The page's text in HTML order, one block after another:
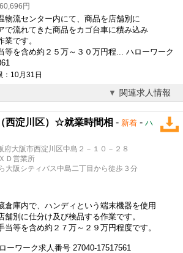
円
物流センター内にて、商品を店舗別に
流れてきた商品をカゴ台車に積み込み
です。
等を含め約２５万～３０万円程... ハローワーク
：10月31日
関連求人情報
西淀川区）☆就業時間相 - 新着 - ハ
大阪市西淀川区中島２－１０－２８
Ｄ営業所
大阪シティバス中島二丁目から徒歩３分
倉庫内で、ハンディという端末機器を使用
舗別に仕分け及び検品する作業です。
当等を含め約２７万～２９万円程度です。
ーワーク求人番号 27040-17517561